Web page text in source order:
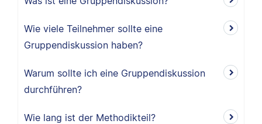
Wie viele Teilnehmer sollte eine
Gruppendiskussion haben?
Warum sollte ich eine Gruppendiskussion
durchführen?
Wie lang ist der Methodikteil?